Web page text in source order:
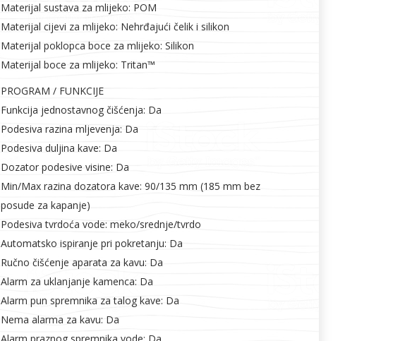
Materijal sustava za mlijeko: POM
Materijal cijevi za mlijeko: Nehrđajući čelik i silikon
Materijal poklopca boce za mlijeko: Silikon
Materijal boce za mlijeko: Tritan™
PROGRAM / FUNKCIJE
Funkcija jednostavnog čišćenja: Da
Podesiva razina mljevenja: Da
Podesiva duljina kave: Da
Dozator podesive visine: Da
Min/Max razina dozatora kave: 90/135 mm (185 mm bez
posude za kapanje)
Podesiva tvrdoća vode: meko/srednje/tvrdo
Automatsko ispiranje pri pokretanju: Da
Ručno čišćenje aparata za kavu: Da
Alarm za uklanjanje kamenca: Da
Alarm pun spremnika za talog kave: Da
Nema alarma za kavu: Da